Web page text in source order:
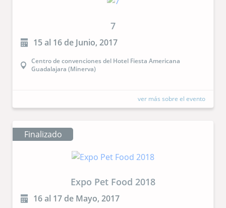
7
15 al 16 de Junio, 2017
Centro de convenciones del Hotel Fiesta Americana
Guadalajara (Minerva)
ver más sobre el evento
Finalizado
Expo Pet Food 2018
16 al 17 de Mayo, 2017